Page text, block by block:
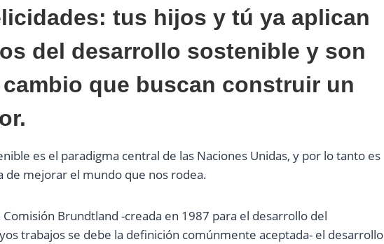
tus hijos y tú ya aplican
del desarrollo sostenible y son
que buscan construir un
es el paradigma central de las Naciones Unidas, y por lo tanto es
de mejorar el mundo que nos rodea.
Brundtland -creada en 1987 para el desarrollo del
trabajos se debe la definición comúnmente aceptada- el desarrollo